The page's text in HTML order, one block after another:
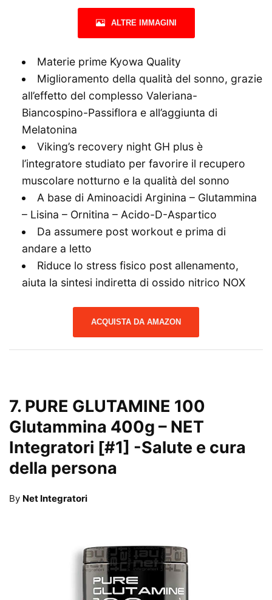
ALTRE IMMAGINI
Materie prime Kyowa Quality
Miglioramento della qualità del sonno, grazie
all’effetto del complesso Valeriana-
Biancospino-Passiflora e all’aggiunta di
Melatonina
Viking’s recovery night GH plus è
l’integratore studiato per favorire il recupero
muscolare notturno e la qualità del sonno
A base di Aminoacidi Arginina – Glutammina
– Lisina – Ornitina – Acido-D-Aspartico
Da assumere post workout e prima di
andare a letto
Riduce lo stress fisico post allenamento,
aiuta la sintesi indiretta di ossido nitrico NOX
ACQUISTA DA AMAZON
7. PURE GLUTAMINE 100
Glutammina 400g – NET
Integratori [#1] -Salute e cura
della persona
By Net Integratori